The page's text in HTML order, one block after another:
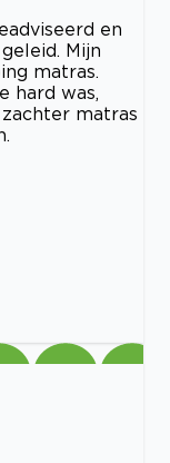
en
Mijn
matras.
hard was,
matras